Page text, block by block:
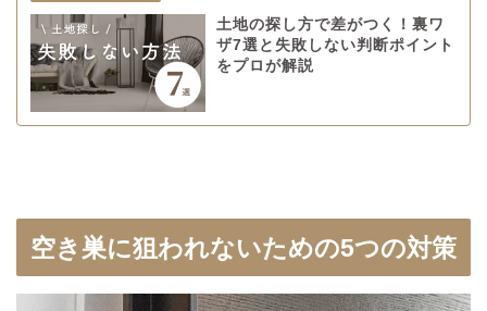
土地の探し方で差がつく！裏ワ
ザ7選と失敗しない判断ポイント
をプロが解説
空き巣に狙われないための5つの対策